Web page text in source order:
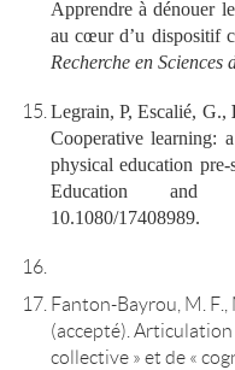
Apprendre à dénouer
au cœur d’u dispositif
Recherche en Sciences
Legrain, P, Escalié, G.,
Cooperative learning:
physical education
Education and
10.1080/17408989.
Fanton-Bayrou, M.
(accepté).
collective » et de «